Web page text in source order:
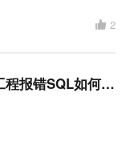
2
标准版打开工程报错SQL如何处理